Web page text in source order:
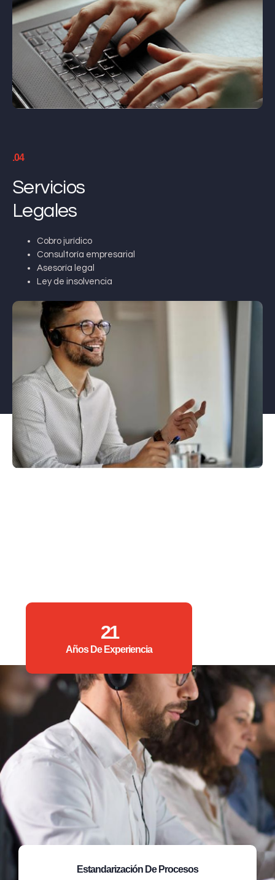
.04
Servicios
Legales
Cobro jurídico
Consultoría empresarial
Asesoría legal
Ley de insolvencia
21
Años De Experiencia
Estandarización De Procesos